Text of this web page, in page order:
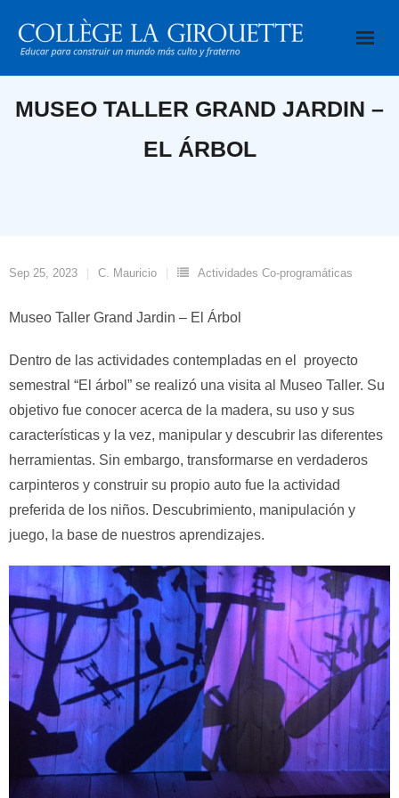
contenido
MUSEO TALLER GRAND JARDIN –
EL ÁRBOL
Sep 25, 2023 C. Mauricio Actividades Co-programáticas
Museo Taller Grand Jardin – El Árbol
Dentro de las actividades contempladas en el proyecto
semestral “El árbol” se realizó una visita al Museo Taller. Su
objetivo fue conocer acerca de la madera, su uso y sus
características y la vez, manipular y descubrir las diferentes
herramientas. Sin embargo, transformarse en verdaderos
carpinteros y construir su propio auto fue la actividad
preferida de los niños. Descubrimiento, manipulación y
juego, la base de nuestros aprendizajes.